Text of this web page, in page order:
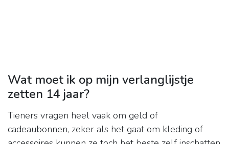
Wat moet ik op mijn verlanglijstje
zetten 14 jaar?
Tieners vragen heel vaak om geld of
cadeaubonnen, zeker als het gaat om kleding of